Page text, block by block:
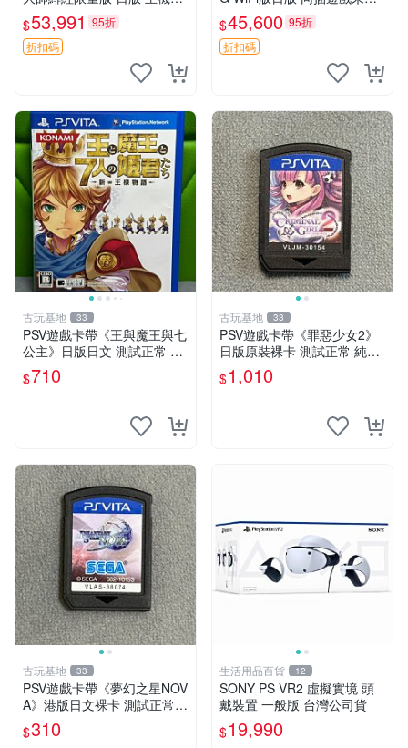
配齊 收藏級 電腦遊戲掌機 帶
盒說明書 全新未修 正規對碼
沙加大作
$53,991 95折
折扣碼
封 貼紙新 成色美 品相佳 PSV
網路遊戲 iphonetype
$45,600 95折
折扣碼
古玩基地 33
PSV遊戲卡帶《王與魔王與七
公主》日版日文 測試正常 成
色如圖 發貨即到手 新手必看
認真拍下 王與魔王與七公主
$710
古玩基地 33
PSV遊戲卡帶《罪惡少女2》
日版原裝裸卡 測試正常 純正
日文簡體字顯示 輸出機玩滌
限量嚴選 psv 卡帶 罕有游戲
$1,010
古玩基地 33
PSV遊戲卡帶《夢幻之星NOV
A》港版日文裸卡 測試正常
索尼專用 不退不換 卡帶遊戲
限量收藏 港版 游玩安心
$310
生活用品百貨 12
SONY PS VR2 虛擬實境 頭
戴裝置 一般版 台灣公司貨
$19,990